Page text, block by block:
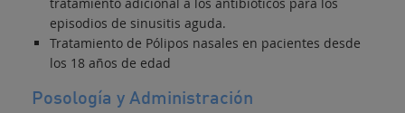
episodios de sinusitis aguda.
Tratamiento de Pólipos nasales en pacientes desde
los 18 años de edad
Posología y Administración